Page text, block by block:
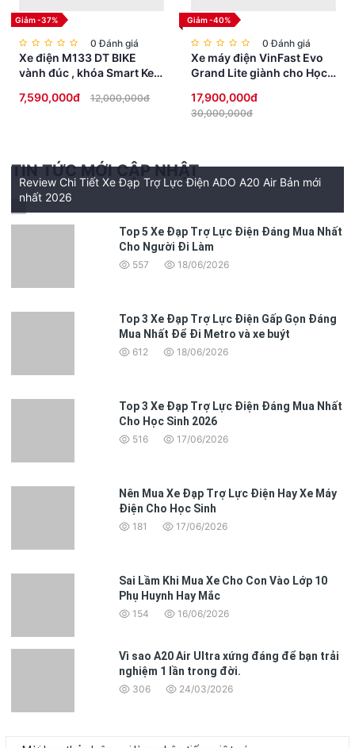
Màu Xanh dương / Xám / Vàng
Khối lượng tịnh 21.5kg
26*1.8
Chiều cao yên xe
192*65*115cm
250W (Tối đa 500W)
Pin
Phạm vi hỗ trợ 100km
Tốc độ tối đa
Phanh phanh đĩa
phuộc trước
Mức độ chống thấm nước IPX5
-10~50°C
Giảm -37%
0 Đánh giá
Xe điện M133 DT BIKE
vành đúc , khóa Smart Key
cao cấp
7,590,000đ 12,000,000đ
Giảm -40%
0 Đánh giá
Xe máy điện VinFast Evo
Grand Lite giành cho Học
17,900,000đ
30,000,000đ
TIN TỨC MỚI CẬP NHẬT
Review Chi Tiết Xe Đạp Trợ Lực Điện ADO A20 Air Bản mới
nhất 2026
Top 5 Xe Đạp Trợ Lực Điện Đáng Mua Nhất
Cho Người Đi Làm
557 18/06/2026
Top 3 Xe Đạp Trợ Lực Điện Gấp Gọn Đáng
Mua Nhất Để Đi Metro và xe buýt
612 18/06/2026
Top 3 Xe Đạp Trợ Lực Điện Đáng Mua Nhất
Cho Học Sinh 2026
516 17/06/2026
Nên Mua Xe Đạp Trợ Lực Điện Hay Xe Máy
Điện Cho Học Sinh
181 17/06/2026
Sai Lầm Khi Mua Xe Cho Con Vào Lớp 10
Phụ Huynh Hay Mắc
154 16/06/2026
Vì sao A20 Air Ultra xứng đáng để bạn trải
nghiệm 1 lần trong đời.
306 24/03/2026